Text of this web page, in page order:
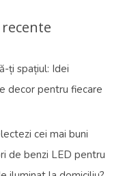
ți spațiul: Idei
decor pentru fiecare
cei mai buni
de benzi LED pentru